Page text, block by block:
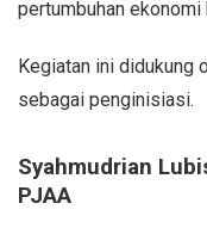
pertumbuhan ekonomi
Kegiatan ini didukung
sebagai penginisiasi.
Syahmudrian
PJAA